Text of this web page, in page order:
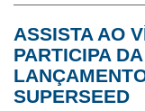
ASSISTA AO
PARTICIPA
SUPERSEED